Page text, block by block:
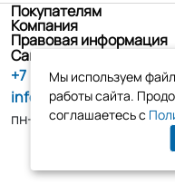
Покупателям
Компания
Правовая информация
Санкт-Петербург, ул.
+7 (800) 555-86-90
info@tk-elko.ru
пн-пт, 10:00 - 18:00
Мы используем
работы сайта.
соглашаетесь с